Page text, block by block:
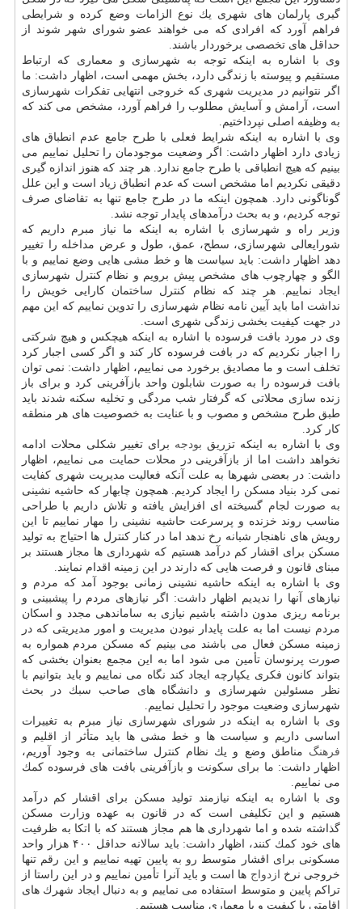
گیری پارلمان های شهری یك نوع الزامات وضع كرده و شرایطی
فراهم آورد كه افرادی كه می خواهند عضو شورای شهر شوند از
حداقل های تخصصی برخوردار باشند.
وی با اشاره به اینكه توجه به شهرسازی و معماری كه ارتباط
مستقیم و پیوسته با زندگی دارد، بخش مهمی است، اظهار داشت: ما
اگر نتوانیم در مدیریت شهری كه خروجی انتهایی تفكرات شهرسازی
است، آرامش و آسایش مطلوب را فراهم آورد، مشخص می كند كه
به وظیفه اصلی نپرداختیم.
وی با اشاره به اینكه شرایط فعلی با طرح جامع عدم انطباق های
زیادی دارد اظهار داشت: اگر وضعیت موجودمان را تحلیل نماییم می
بینیم كه هیچ انطباقی با طرح جامع ندارد. هر چند كه هنوز اندازه گیری
دقیقی نكردیم اما مشخص است كه عدم انطباق زیاد است و این علل
گوناگونی دارد. همچون اینكه ما در طرح جامع تنها به تقاضای صرف
توجه كردیم، و به بحث درآمدهای پایدار توجه نشد.
وزیر راه و شهرسازی با اشاره به اینكه ما نیاز مبرم داریم كه
شورایعالی شهرسازی، سطح، عمق، طول و عرض مداخله را تغییر
دهد اظهار داشت: باید سیاست ها و خط مشی هایی وضع نماییم و با
الگو و چهارچوب های مشخص پیش برویم و نظام كنترل شهرسازی
ایجاد نماییم. هر چند كه نظام كنترل ساختمان كارایی خویش را
نداشت اما باید آیین نامه نظام شهرسازی را تدوین نماییم كه این مهم
در جهت كیفیت بخشی زندگی شهری است.
وی در مورد بافت فرسوده با اشاره به اینكه هیچكس و هیچ شركتی
را اجبار نكردیم كه در بافت فرسوده كار كند و اگر كسی اجبار كرد
تخلف است و ما مصادیق برخورد می نماییم، اظهار داشت: نمی توان
بافت فرسوده را به صورت شابلون واحد بازآفرینی كرد و برای باز
زنده سازی محلاتی كه گرفتار شب مردگی و تخلیه سكنه شدند باید
طبق طرح مشخص و مصوب و با عنایت به خصوصیت های هر منطقه
كار كرد.
وی با اشاره به اینكه تزریق بودجه برای تغییر شكلی محلات ادامه
نخواهد داشت اما از بازآفرینی در محلات حمایت می نماییم، اظهار
داشت: در بعضی شهرها به علت آنكه فعالیت مدیریت شهری كفایت
نمی كرد بنیاد مسكن را ایجاد كردیم. همچون چابهار كه حاشیه نشینی
به صورت لجام گسیخته ای افزایش یافته و تلاش داریم با طراحی
مناسب روند خزنده و پرسرعت حاشیه نشینی را مهار نماییم تا این
رویش های ناهنجار شبانه رخ ندهد اما در كنار كنترل ها احتیاج به تولید
مسكن برای اقشار كم درآمد هستیم كه شهرداری ها مجاز هستند بر
مبنای قانون و فرصت هایی كه دارند در این زمینه اقدام نمایند.
وی با اشاره به اینكه حاشیه نشینی زمانی بوجود آمد كه مردم و
نیازهای آنها را ندیدیم اظهار داشت: اگر نیازهای مردم را پیشبینی و
برنامه ریزی مدون داشته باشیم نیازی به ساماندهی مجدد و اسكان
مردم نیست اما به علت پایدار نبودن مدیریت و امور مدیریتی كه در
زمینه مسكن فعال می باشند می بینیم كه مسكن مردم همواره به
صورت پرنوسان تأمین می شود اما به این مجمع بعنوان بخشی كه
بتواند كانون فكری یكپارچه ایجاد كند نگاه می نماییم و باید بتوانیم با
نظر مسئولین شهرسازی و دانشگاه های صاحب سبك در بحث
شهرسازی وضعیت موجود را تحلیل نماییم.
وی با اشاره به اینكه در شورای شهرسازی نیاز مبرم به تغییرات
اساسی داریم و سیاست ها و خط مشی ها باید متأثر از اقلیم و
فرهنگ مناطق وضع و یك نظام كنترل ساختمانی به وجود آوریم،
اظهار داشت: ما برای سكونت و بازآفرینی بافت های فرسوده كمك
می نماییم.
وی با اشاره به اینكه نیازمند تولید مسكن برای اقشار كم درآمد
هستیم و این تكلیفی است كه در قانون به عهده وزارت مسكن
گذاشته شده و اما شهرداری ها هم مجاز هستند كه با اتكا به ظرفیت
های خود كمك كنند، اظهار داشت: باید سالانه حداقل ۴۰۰ هزار واحد
مسكونی برای اقشار متوسط رو به پایین تهیه نماییم و این رقم تنها
خروجی نرخ ازدواج ها است و باید آنرا تأمین نماییم و در این راستا از
تراكم پایین و متوسط استفاده می نماییم و به دنبال ایجاد شهرك های
اقامتی با كیفیت و با معماری مناسب هستیم.